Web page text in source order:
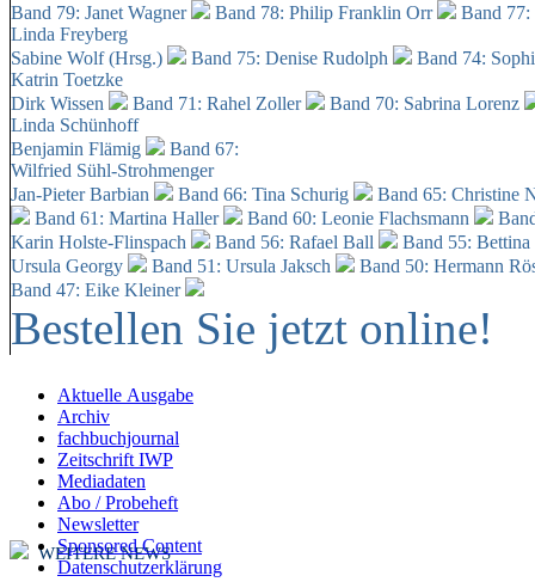
Band 79: Janet Wagner Band 78: Philip Franklin Orr
Band
Linda Freyberg
Sabine Wolf (Hrsg.)
Band 75: Denise Rudolph
Band 74:
Katrin Toetzke
Dirk Wissen
Band 71: Rahel Zoller
Band 70: Sabrina Lorenz
Linda Schünhoff
Benjamin Flämig
Band 67:
Wilfried Sühl-Strohmenger
Jan-Pieter Barbian
Band 66: Tina Schurig
Band 65: Christine
Band 61: Martina Haller
Band 60: Leonie Flachsmann
Karin Holste-Flinspach
Band 56: Rafael Ball
Band 55:
Ursula Georgy
Band 51: Ursula Jaksch Band 50: Hermann
Band 47: Eike Kleiner
Bestellen Sie jetzt online!
Aktuelle Ausgabe
Archiv
fachbuchjournal
Zeitschrift IWP
Mediadaten
Abo / Probeheft
Newsletter
Sponsored Content
Datenschutzerklärung
WEITERE NEWS